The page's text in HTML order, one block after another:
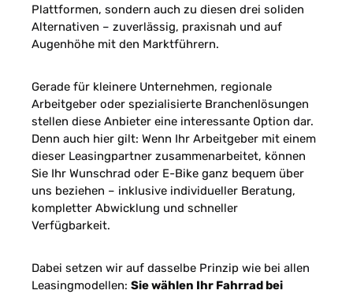
Plattformen, sondern auch zu diesen drei soliden
Alternativen – zuverlässig, praxisnah und auf
Augenhöhe mit den Marktführern.
Gerade für kleinere Unternehmen, regionale
Arbeitgeber oder spezialisierte Branchenlösungen
stellen diese Anbieter eine interessante Option dar.
Denn auch hier gilt: Wenn Ihr Arbeitgeber mit einem
dieser Leasingpartner zusammenarbeitet, können
Sie Ihr Wunschrad oder E-Bike ganz bequem über
uns beziehen – inklusive individueller Beratung,
kompletter Abwicklung und schneller
Verfügbarkeit.
Dabei setzen wir auf dasselbe Prinzip wie bei allen
Leasingmodellen: Sie wählen Ihr Fahrrad bei